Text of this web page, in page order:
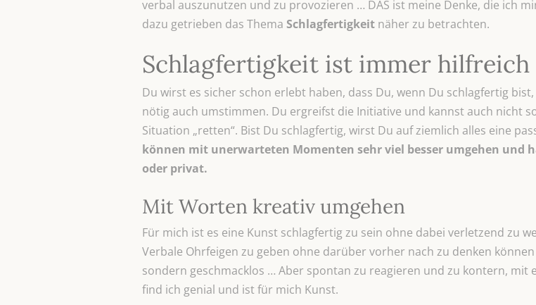
verbal auszunutzen und zu provozieren … DAS ist meine Denke, die ich
dazu getrieben das Thema Schlagfertigkeitnäher zu betrachten.
Schlagfertigkeit ist immer hilfreich
Du wirst es sicher schon erlebt haben, dass Du, wenn Du schlagfertig
nötig auch umstimmen. Du ergreifst die Initiative und kannst auch nicht
Situation „retten“. Bist Du schlagfertig, wirst Du auf ziemlich alles eine
können mit unerwarteten Momenten sehr viel besser umgehen und
oder privat.
Mit Worten kreativ umgehen
Für mich ist es eine Kunst schlagfertig zu sein ohne dabei verletzend zu
Verbale Ohrfeigen zu geben ohne darüber vorher nach zu denken
sondern geschmacklos … Aber spontan zu reagieren und zu kontern, mit
find ich genial und ist für mich Kunst.